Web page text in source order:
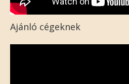
Ajánló cégeknek